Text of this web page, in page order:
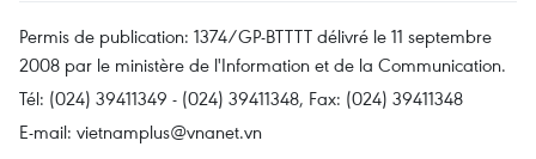
Permis de publication: 1374/GP-BTTTT délivré le 11 septembre
2008 par le ministère de l'Information et de la Communication.
Tél: (024) 39411349 - (024) 39411348, Fax: (024) 39411348
E-mail: vietnamplus@vnanet.vn